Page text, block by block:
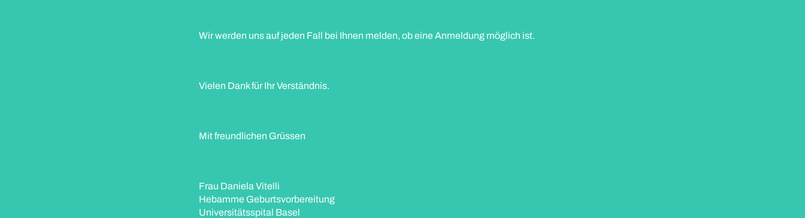
Wir werden uns auf jeden Fall bei Ihnen melden, ob eine Anmeldung möglich ist.
Vielen Dank für Ihr Verständnis.
Mit freundlichen Grüssen
Frau Daniela Vitelli
Hebamme Geburtsvorbereitung
Universitätsspital Basel